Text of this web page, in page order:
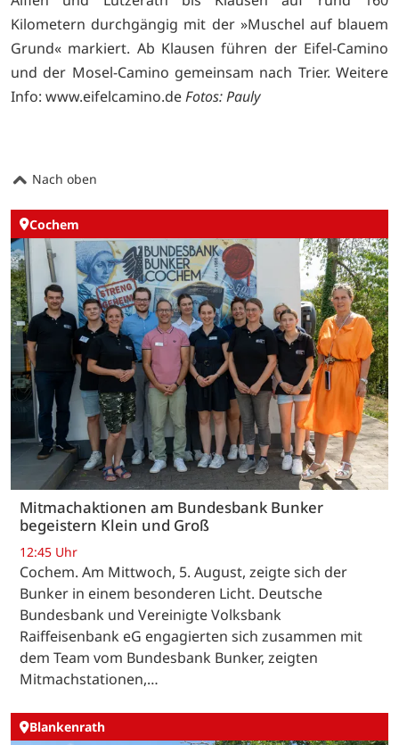
Kilometern durchgängig mit der »Muschel auf blauem
Grund« markiert. Ab Klausen führen der Eifel-Camino
und der Mosel-Camino gemeinsam nach Trier. Weitere
Info: www.eifelcamino.deFotos: Pauly
Nach oben
Cochem
Mitmachaktionen am Bundesbank Bunker
begeistern Klein und Groß
12:45 Uhr
Cochem. Am Mittwoch, 5. August, zeigte sich der
Bunker in einem besonderen Licht. Deutsche
Bundesbank und Vereinigte Volksbank
Raiffeisenbank eG engagierten sich zusammen mit
dem Team vom Bundesbank Bunker, zeigten
Mitmachstationen,…
Blankenrath